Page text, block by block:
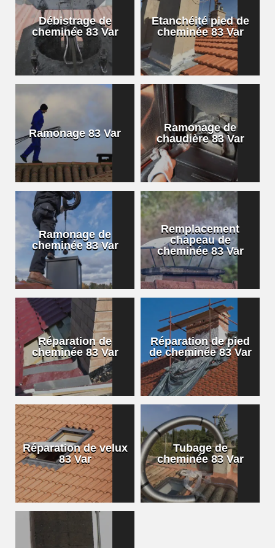
Débistrage de
cheminée 83 Var
Etanchéité pied de
cheminée 83 Var
Ramonage 83 Var
Ramonage de
chaudière 83 Var
Ramonage de
cheminée 83 Var
Remplacement
chapeau de
cheminée 83 Var
Réparation de
cheminée 83 Var
Réparation de pied
de cheminée 83 Var
Réparation de velux
83 Var
Tubage de
cheminée 83 Var